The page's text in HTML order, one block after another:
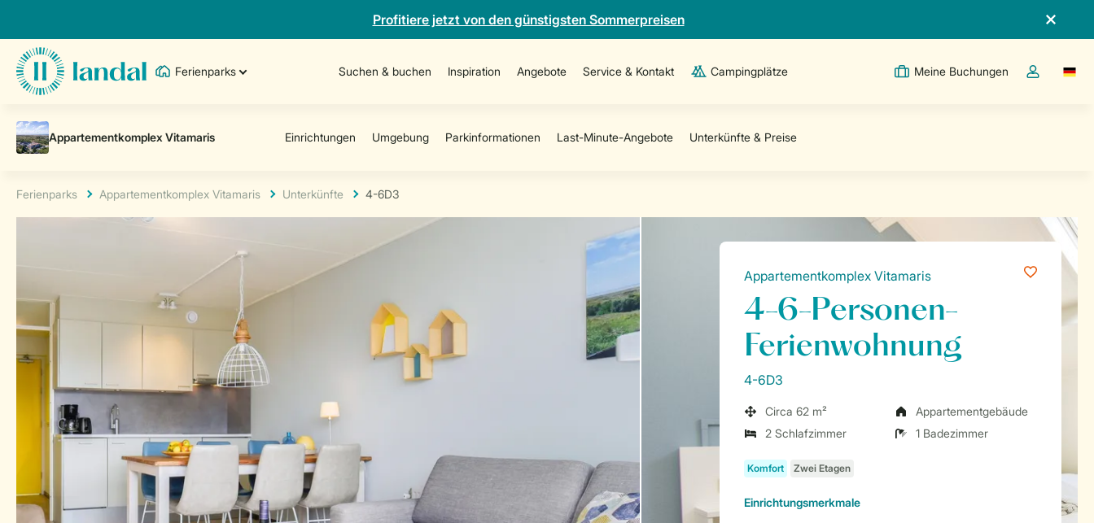
Profitiere jetzt von den günstigsten Sommerpreisen
Ferienparks Suchen & buchen Inspiration Angebote Service & Kontakt Campingplätze Meine Buchungen
Dropdown-
Ferienparks Appartementkomplex Vitamaris Unterkünfte 4-6D3
Appartementkomplex Vitamaris
4-6-Personen-
Ferienwohnung
4-6D3
Circa 62 m²
Appartementgebäude
2 Schlafzimmer
1 Badezimmer
Einrichtungsmerkmale